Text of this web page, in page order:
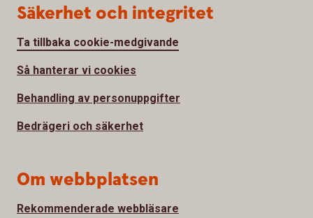
Säkerhet och integritet
Ta tillbaka cookie-medgivande
Så hanterar vi cookies
Behandling av personuppgifter
Bedrägeri och säkerhet
Om webbplatsen
Rekommenderade webbläsare